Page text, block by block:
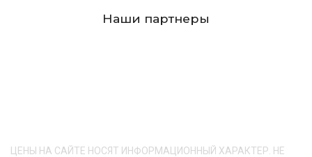
Наши партнеры
ЦЕНЫ НА САЙТЕ НОСЯТ ИНФОРМАЦИОННЫЙ ХАРАКТЕР. НЕ